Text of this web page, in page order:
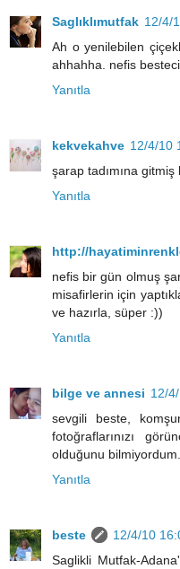
Saglıklımutfak 12/4/
Ah o yenilebilen
ahhahha. nefis
Yanıtla
kekvekahve 12/4/10
şarap tadımına
Yanıtla
http://
nefis bir gün olmuş
misafirlerin için
ve hazırla, süper :))
Yanıtla
bilge ve annesi 12/
sevgili beste,
fotoğraflarınızı
olduğunu
Yanıtla
beste
12/4/10
Saglikli Mutfak-